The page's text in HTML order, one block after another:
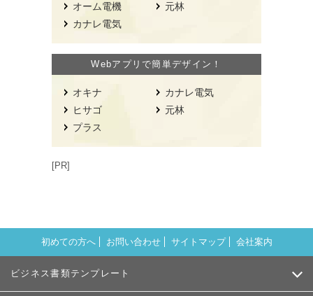
オーム電機
カナレ電気
元林
Webアプリで簡単デザイン！
オキナ
ヒサゴ
プラス
カナレ電気
元林
[PR]
初めての方へ お問い合わせ サイトマップ 会社案内
ビジネス書類テンプレート